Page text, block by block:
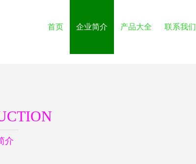
首页 企业简介 产品大全 联系我们
介